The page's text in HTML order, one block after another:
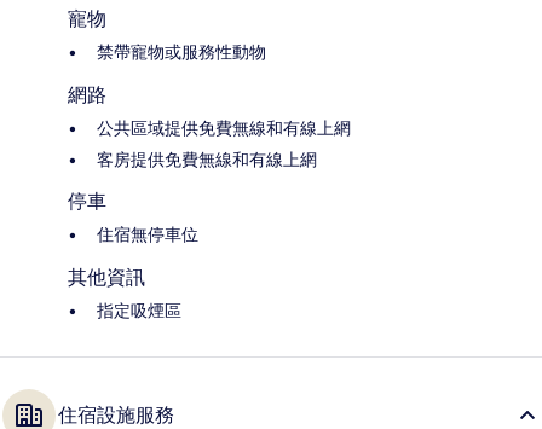
寵物
禁帶寵物或服務性動物
網路
公共區域提供免費無線和有線上網
客房提供免費無線和有線上網
停車
住宿無停車位
其他資訊
指定吸煙區
住宿設施服務